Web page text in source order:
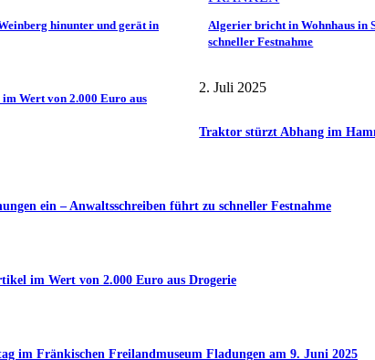
hinunter und gerät in
Algerier bricht in Wohnhaus in
schneller Festnahme
Wert von 2.000 Euro aus
2. Juli 2025
Traktor stürzt Abhang im
ein – Anwaltsschreiben führt zu schneller Festnahme
im Wert von 2.000 Euro aus Drogerie
im Fränkischen Freilandmuseum Fladungen am 9. Juni 2025